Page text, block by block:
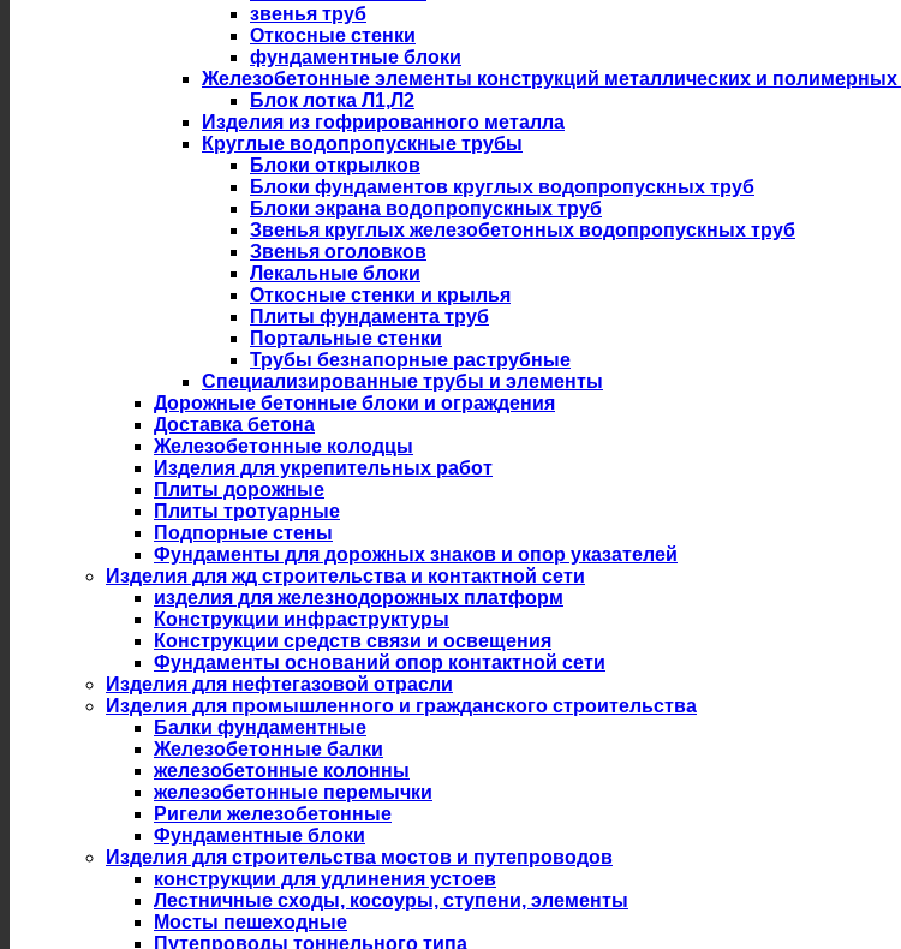
звенья труб
Откосные стенки
фундаментные блоки
Железобетонные элементы конструкций металлических и
Блок лотка Л1,Л2
Изделия из гофрированного металла
Круглые водопропускные трубы
Блоки открылков
Блоки фундаментов круглых водопропускных труб
Блоки экрана водопропускных труб
Звенья круглых железобетонных водопропускных труб
Звенья оголовков
Лекальные блоки
Откосные стенки и крылья
Плиты фундамента труб
Портальные стенки
Трубы безнапорные раструбные
Специализированные трубы и элементы
Дорожные бетонные блоки и ограждения
Доставка бетона
Железобетонные колодцы
Изделия для укрепительных работ
Плиты дорожные
Плиты тротуарные
Подпорные стены
Фундаменты для дорожных знаков и опор указателей
Изделия для жд строительства и контактной сети
изделия для железнодорожных платформ
Конструкции инфраструктуры
Конструкции средств связи и освещения
Фундаменты оснований опор контактной сети
Изделия для нефтегазовой отрасли
Изделия для промышленного и гражданского строительства
Балки фундаментные
Железобетонные балки
железобетонные колонны
железобетонные перемычки
Ригели железобетонные
Фундаментные блоки
Изделия для строительства мостов и путепроводов
конструкции для удлинения устоев
Лестничные сходы, косоуры, ступени, элементы
Мосты пешеходные
Путепроводы тоннельного типа